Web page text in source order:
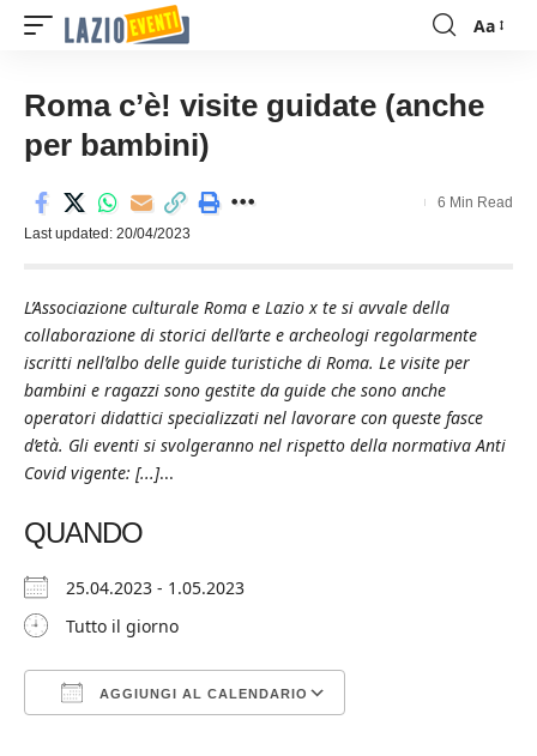
Font
Aa
Roma c’è! visite guidate (anche
per bambini)
Last updated: 20/04/2023
6 Min Read
L’Associazione culturale Roma e Lazio x te si avvale della
collaborazione di storici dell’arte e archeologi regolarmente
iscritti nell’albo delle guide turistiche di Roma. Le visite per
bambini e ragazzi sono gestite da guide che sono anche
operatori didattici specializzati nel lavorare con queste fasce
d’età. Gli eventi si svolgeranno nel rispetto della normativa Anti
Covid vigente: [...]...
QUANDO
25.04.2023 - 1.05.2023
Tutto il giorno
AGGIUNGI AL CALENDARIO